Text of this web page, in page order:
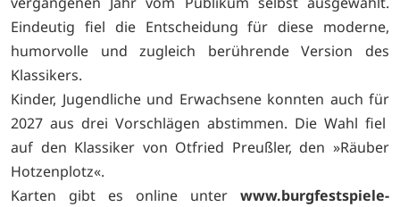
Eindeutig fiel die Entscheidung für diese moderne,
humorvolle und zugleich berührende Version des
Klassikers.
Kinder, Jugendliche und Erwachsene konnten auch für
2027 aus drei Vorschlägen abstimmen. Die Wahl fiel
auf den Klassiker von Otfried Preußler, den »Räuber
Hotzenplotz«.
Karten gibt es online unter www.burgfestspiele-